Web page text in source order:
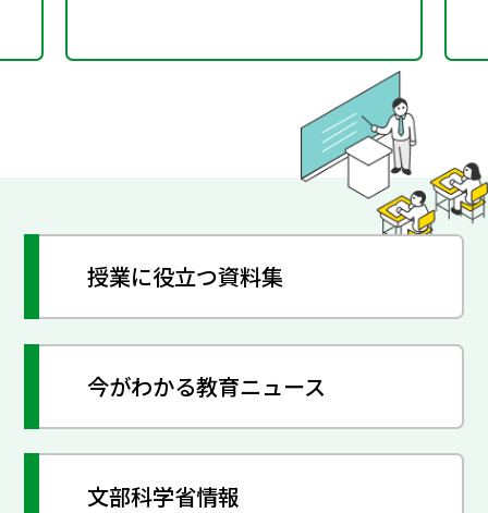
授業に役立つ資料集
今がわかる教育ニュース
文部科学省情報